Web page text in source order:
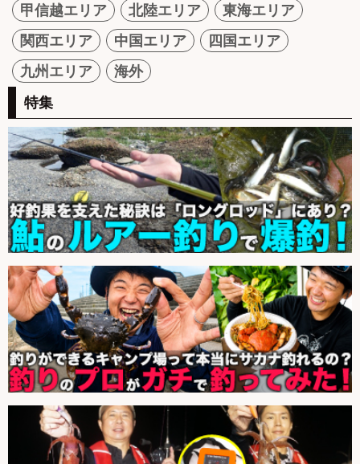
甲信越エリア
北陸エリア
東海エリア
関西エリア
中国エリア
四国エリア
九州エリア
海外
特集